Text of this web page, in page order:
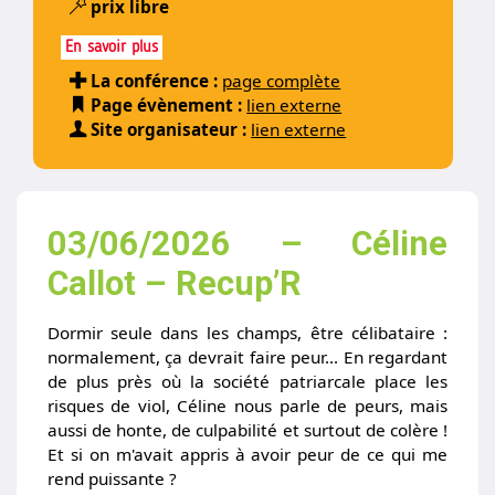
prix libre
En savoir plus
La conférence : page complète
Page évènement : lien externe
Site organisateur : lien externe
03/06/2026 – Céline
Callot – Recup’R
Dormir seule dans les champs, être célibataire :
normalement, ça devrait faire peur… En regardant
de plus près où la société patriarcale place les
risques de viol, Céline nous parle de peurs, mais
aussi de honte, de culpabilité et surtout de colère !
Et si on m'avait appris à avoir peur de ce qui me
rend puissante ?